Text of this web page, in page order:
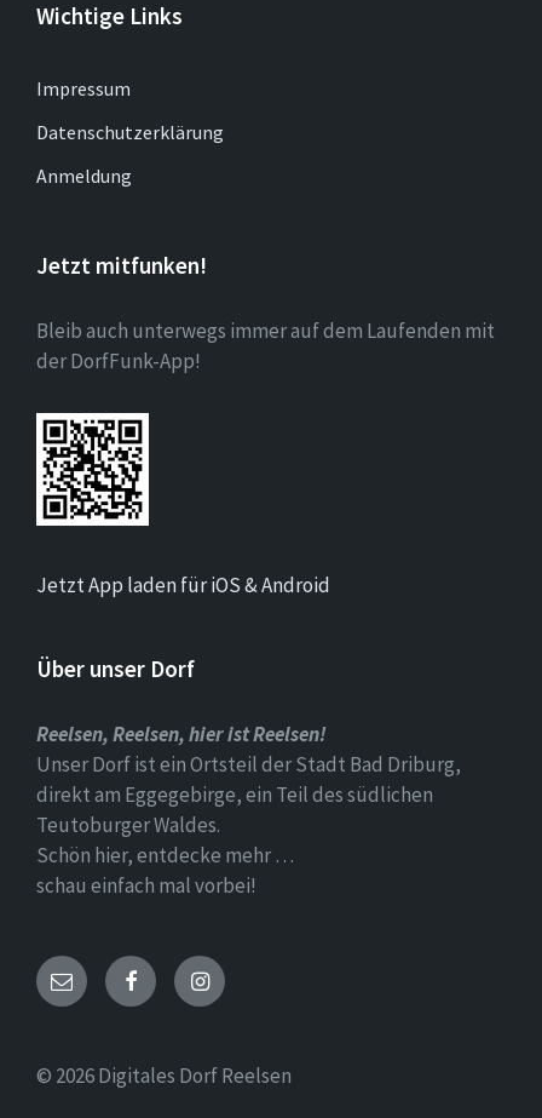
Wichtige Links
Impressum
Datenschutzerklärung
Anmeldung
Jetzt mitfunken!
Bleib auch unterwegs immer auf dem Laufenden mit
der DorfFunk-App!
Jetzt App laden für iOS & Android
Über unser Dorf
Reelsen, Reelsen, hier ist Reelsen!
Unser Dorf ist ein Ortsteil der Stadt Bad Driburg,
direkt am Eggegebirge, ein Teil des südlichen
Teutoburger Waldes.
Schön hier, entdecke mehr …
schau einfach mal vorbei!
Email FacebookInstagram
© 2026 Digitales Dorf Reelsen